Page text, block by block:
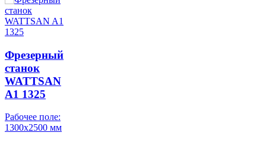
Фрезерный
станок
WATTSAN
A1 1325
Рабочее поле:
1300x2500 мм